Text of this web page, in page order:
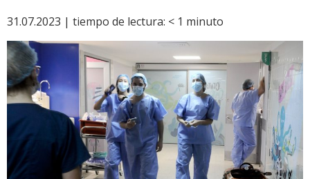
31.07.2023 | tiempo de lectura: < 1 minuto